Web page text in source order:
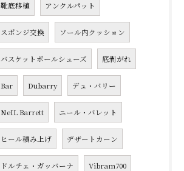
靴底移植 アンクルパット
スポンジ交換 ソール内クッション
バスケットボールシューズ 底剥がれ
Bar Dubarry デュ・バリー
NeIL Barrett ニール・バレット
ヒール積み上げ デザートカーン
ドルチェ・ガッバーナ Vibram700